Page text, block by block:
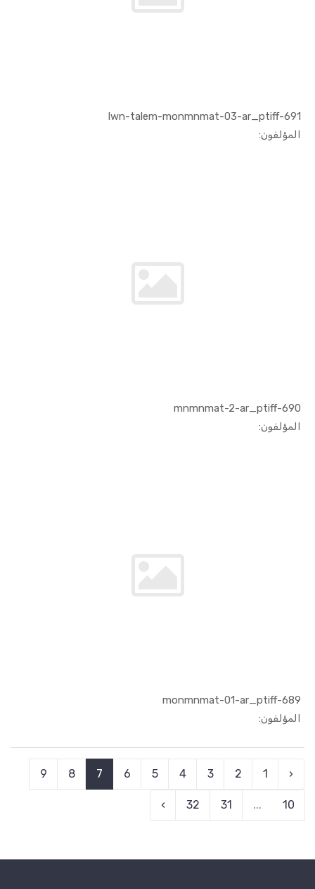
691-lwn-talem-monmnmat-03-ar_ptiff
المؤلفون:
690-mnmnmat-2-ar_ptiff
المؤلفون:
689-monmnmat-01-ar_ptiff
المؤلفون:
‹
1
2
3
4
5
6
7
8
9
10
...
31
32
›